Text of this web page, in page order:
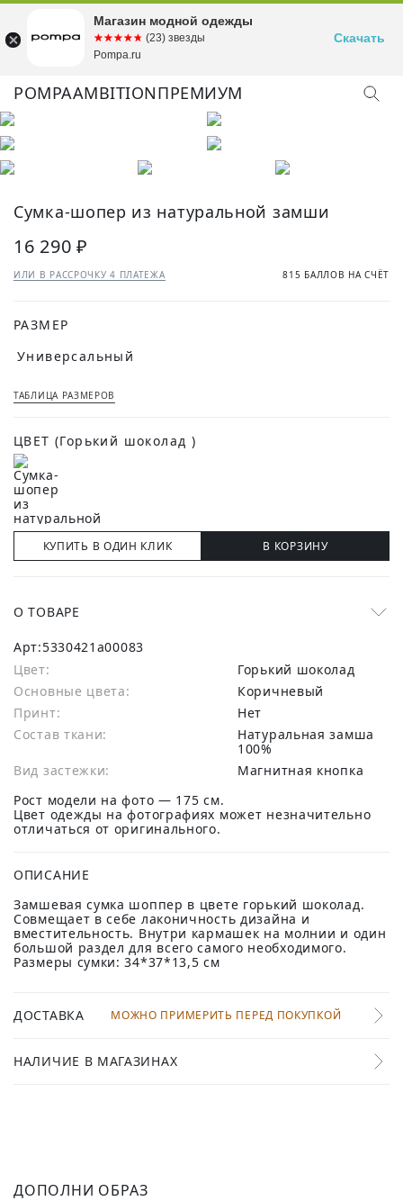
POMPAAMBITIONПРЕМИУМ
Сумка-шопер из натуральной замши
16 290 ₽
ИЛИ В РАССРОЧКУ 4 ПЛАТЕЖА 815 БАЛЛОВ НА СЧЁТ
РАЗМЕР
Универсальный
ТАБЛИЦА РАЗМЕРОВ
ЦВЕТ (Горький шоколад )
КУПИТЬ В ОДИН КЛИК В КОРЗИНУ
О ТОВАРЕ
Арт:5330421a00083
Цвет:
Горький шоколад
Основные цвета:
коричневый
Принт:
Нет
Состав ткани:
натуральная замша
100%
Вид застежки:
Магнитная кнопка
Рост модели на фото — 175 см.
Цвет одежды на фотографиях может незначительно
отличаться от оригинального.
ОПИСАНИЕ
Замшевая сумка шоппер в цвете горький шоколад.
Совмещает в себе лаконичность дизайна и
вместительность. Внутри кармашек на молнии и один
большой раздел для всего самого необходимого.
Размеры сумки: 34*37*13,5 см
ДОСТАВКА МОЖНО ПРИМЕРИТЬ ПЕРЕД ПОКУПКОЙ
НАЛИЧИЕ В МАГАЗИНАХ
ДОПОЛНИ ОБРАЗ
Магазин модной одежды
☆☆☆☆☆
★★★★★ (23) звезды
Pompa.ru
Скачать